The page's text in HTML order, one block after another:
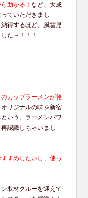
助かる！ など、大成
ていただきまし
得するほど、風雲児
た～！！！
カップラーメンが発
リジナルの味を新宿
いう。ラーメンパワ
認識しちゃいまし
すめしたいし、使っ
取材クルーを迎えて